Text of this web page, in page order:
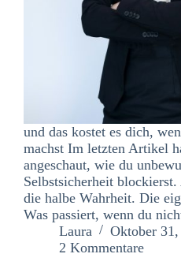
und das kostet es dich,
machst Im letzten Artikel
angeschaut, wie du
Selbstsicherheit
die halbe Wahrheit. Die
Was passiert, wenn du
Laura
Oktober
2 Kommentare